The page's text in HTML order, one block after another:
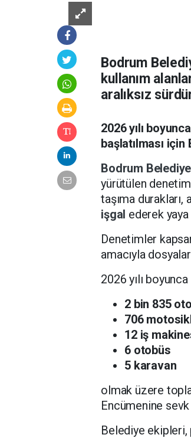
Bodrum
kullanım
aralıksız
2026 yılı
başlatılması için
Bodrum
yürütülen
taşıma durakları,
işgal ederek
Denetimler
amacıyla
2026 yılı
2 bin 835
706
12 iş
6 otobüs
5 karavan
olmak üzere
Encümenine
Belediye ekipleri,